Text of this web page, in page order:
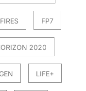
FIRES FP7
2020
LIFE+